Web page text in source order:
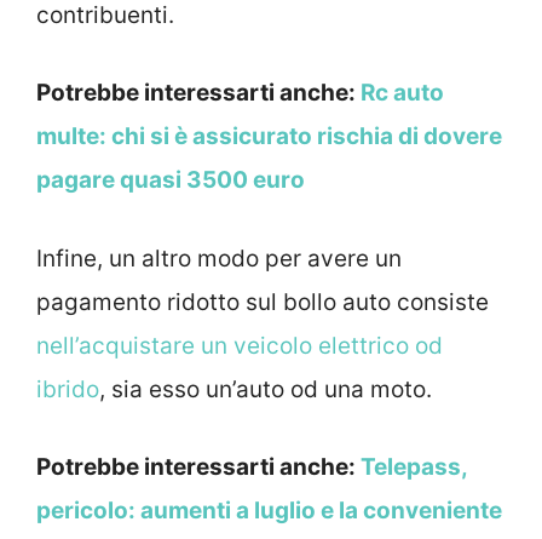
contribuenti.
Potrebbe interessarti anche: Rc auto
multe: chi si è assicurato rischia di dovere
pagare quasi 3500 euro
Infine, un altro modo per avere un
pagamento ridotto sul bollo auto consiste
nell’acquistare un veicolo elettrico od
ibrido, sia esso un’auto od una moto.
Potrebbe interessarti anche: Telepass,
pericolo: aumenti a luglio e la conveniente